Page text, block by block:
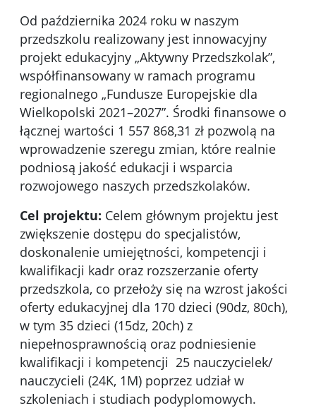
Od października 2024 roku w naszym
przedszkolu realizowany jest innowacyjny
projekt edukacyjny „Aktywny Przedszkolak”,
współfinansowany w ramach programu
regionalnego „Fundusze Europejskie dla
Wielkopolski 2021–2027”. Środki finansowe o
łącznej wartości 1 557 868,31 zł pozwolą na
wprowadzenie szeregu zmian, które realnie
podniosą jakość edukacji i wsparcia
rozwojowego naszych przedszkolaków.
Cel projektu: Celem głównym projektu jest
zwiększenie dostępu do specjalistów,
doskonalenie umiejętności, kompetencji i
kwalifikacji kadr oraz rozszerzanie oferty
przedszkola, co przełoży się na wzrost jakości
oferty edukacyjnej dla 170 dzieci (90dz, 80ch),
w tym 35 dzieci (15dz, 20ch) z
niepełnosprawnością oraz podniesienie
kwalifikacji i kompetencji 25 nauczycielek/
nauczycieli (24K, 1M) poprzez udział w
szkoleniach i studiach podyplomowych.